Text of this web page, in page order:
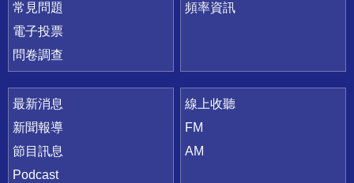
常見問題
電子投票
問卷調查
頻率資訊
最新消息
新聞報導
節目訊息
Podcast
線上收聽
FM
AM